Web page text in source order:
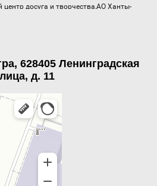
628405 Ленинградская
д. 11